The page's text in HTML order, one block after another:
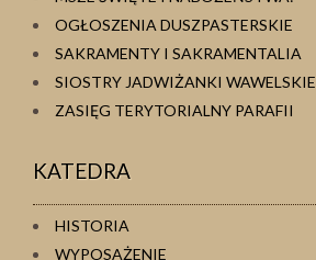
OGŁOSZENIA DUSZPASTERSKIE
SAKRAMENTY I SAKRAMENTALIA
SIOSTRY JADWIŻANKI WAWELSKIE
ZASIĘG TERYTORIALNY PARAFII
KATEDRA
HISTORIA
WYPOSAŻENIE